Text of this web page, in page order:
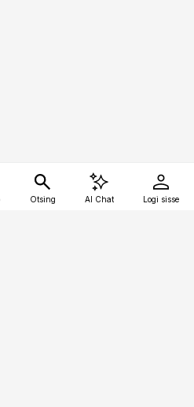
Otsing AI Chat Logi sisse